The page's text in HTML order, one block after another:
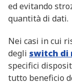
ed evitando
quantità di dati.
Nei casi in cui
degli switch di
specifici
tutto beneficio